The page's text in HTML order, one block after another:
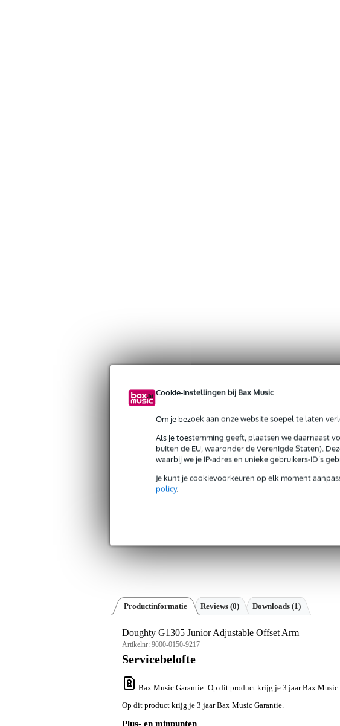
Cookie-instellingen bij Bax Music
Om je bezoek aan onze website soepel te laten
Als je toestemming geeft, plaatsen we daarnaast
buiten de EU, waaronder de Verenigde Staten).
waarbij we je IP-adres en unieke gebruikers-ID’s
Je kunt je cookievoorkeuren op elk moment
policy.
Gratis verzending vanaf € 99,-
30 dagen 'niet goed geld terug' garantie
Productinformatie Reviews (0) Downloads (1)
Doughty G1305 Junior Adjustable Offset Arm
Artikelnr: 9000-0150-9217
Servicebelofte
Bax Music Garantie: Op dit product krijg je 3 jaar Bax Music
Op dit product krijg je 3 jaar Bax Music Garantie.
Plus- en minpunten